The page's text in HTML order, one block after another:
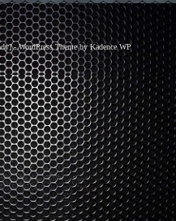
- WordPress Theme byKadence WP